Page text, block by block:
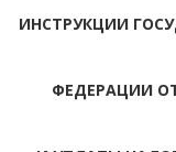
ИНСТРУКЦИИ
ФЕДЕРАЦИИ ОТ